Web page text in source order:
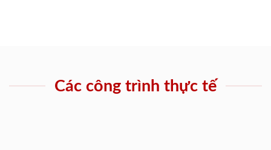
Các công trình thực tế